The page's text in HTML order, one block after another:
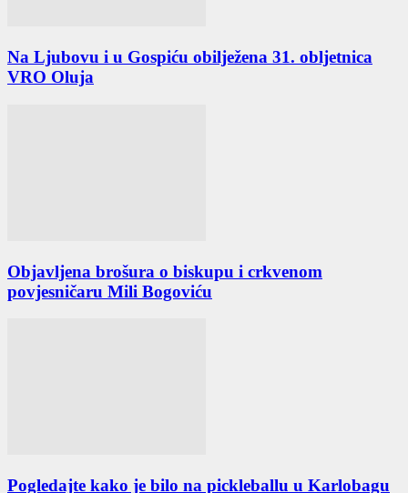
Na Ljubovu i u Gospiću obilježena 31. obljetnica
VRO Oluja
Objavljena brošura o biskupu i crkvenom
povjesničaru Mili Bogoviću
Pogledajte kako je bilo na pickleballu u Karlobagu